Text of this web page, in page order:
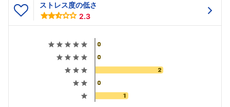
ストレス度の低さ
2.3